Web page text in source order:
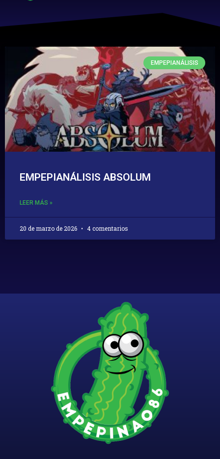
EMPEPIANÁLISIS
EMPEPIANÁLISIS ABSOLUM
LEER MÁS »
20 de marzo de 2026 4 comentarios